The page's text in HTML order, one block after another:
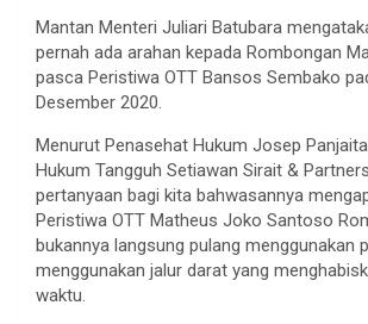
Mantan Menteri Juliari Batubara
pernah ada arahan kepada Rombongan
pasca Peristiwa OTT Bansos Sembako
Desember 2020.
Menurut Penasehat Hukum Josep
Hukum Tangguh Setiawan Sirait &
pertanyaan bagi kita bahwasannya
Peristiwa OTT Matheus Joko Santoso
bukannya langsung pulang menggunakan
menggunakan jalur darat yang
waktu.